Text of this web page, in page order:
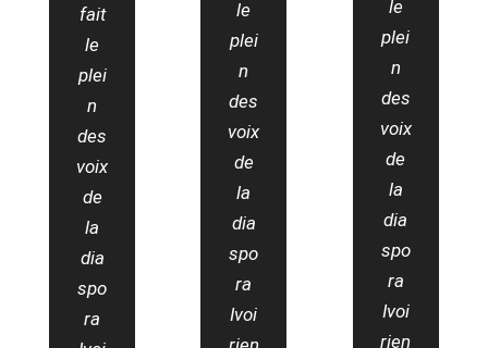
fait
le
plei
n
des
voix
de
la
dia
spo
ra
le
plei
n
des
voix
de
la
dia
spo
ra
Ivoi
le
plei
n
des
voix
de
la
dia
spo
ra
Ivoi
rien